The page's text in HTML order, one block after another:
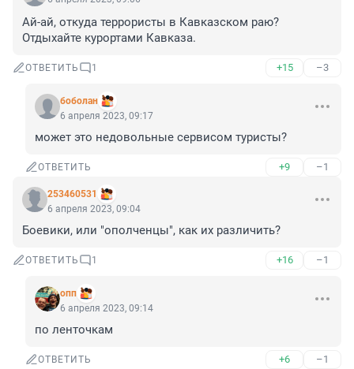
Ай-ай, откуда террористы в Кавказском раю?
Отдыхайте курортами Кавказа.
ОТВЕТИТЬ 1 +15 –3
боболан
6 апреля 2023, 09:17
может это недовольные сервисом туристы?
ОТВЕТИТЬ +9 –1
253460531
6 апреля 2023, 09:04
Боевики, или "ополченцы", как их различить?
ОТВЕТИТЬ 1 +16 –1
опп
6 апреля 2023, 09:14
по ленточкам
ОТВЕТИТЬ +6 –1